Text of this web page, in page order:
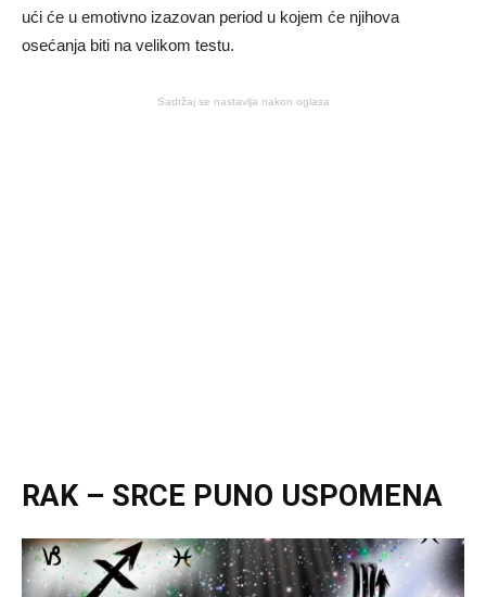
ući će u emotivno izazovan period u kojem će njihova
osećanja biti na velikom testu.
Sadržaj se nastavlja nakon oglasa
RAK – SRCE PUNO USPOMENA